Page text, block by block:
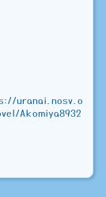
uranai.nosv.o
Akomiya8932